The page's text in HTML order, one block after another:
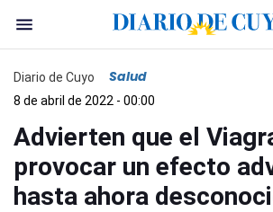
Diario de Cuyo Salud
8 de abril de 2022 - 00:00
Advierten que el
provocar un efecto
hasta ahora